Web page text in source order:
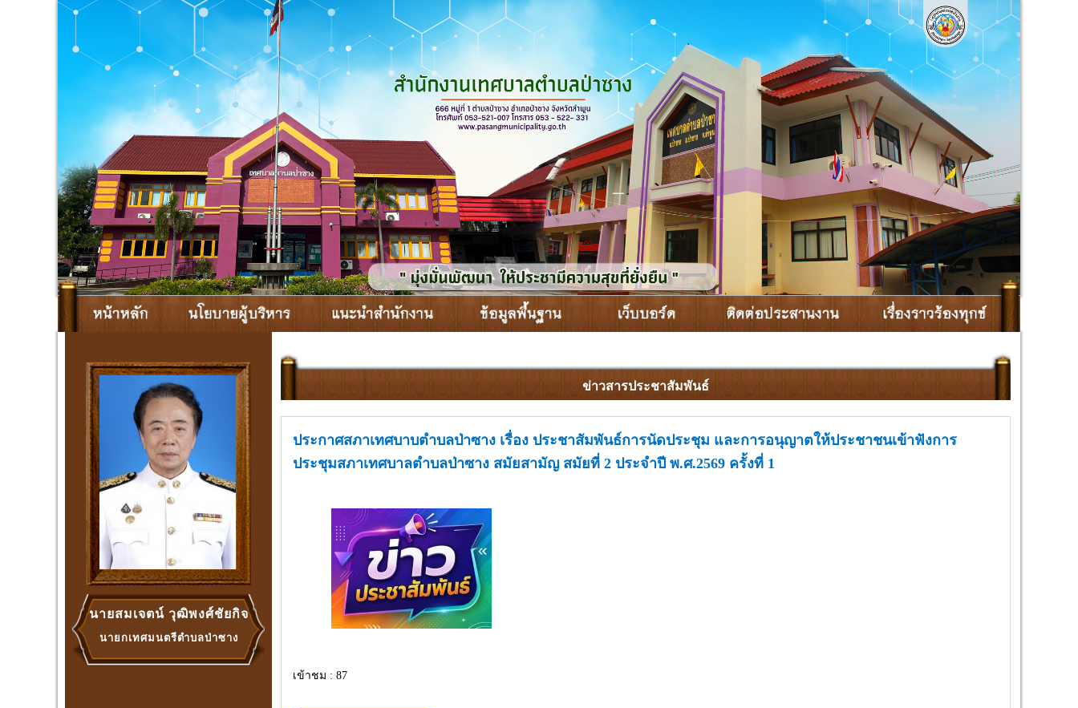
นายสมเจตน์ วุฒิพงศ์ชัยกิจ
นายกเทศมนตรีตำบลป่าซาง
ข่าวสารประชาสัมพันธ์
ประกาศสภาเทศบาบตำบลป่าซาง เรื่อง ประชาสัมพันธ์การนัดประชุม และการอนุญาตให้ประชาชนเข้าฟังการ
ประชุมสภาเทศบาลตำบลป่าซาง สมัยสามัญ สมัยที่ 2 ประจำปี พ.ศ.2569 ครั้งที่ 1
เข้าชม : 87